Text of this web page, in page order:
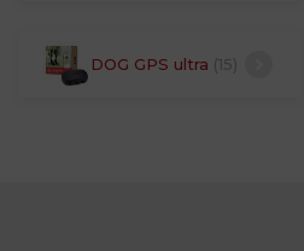
DOG GPS ultra